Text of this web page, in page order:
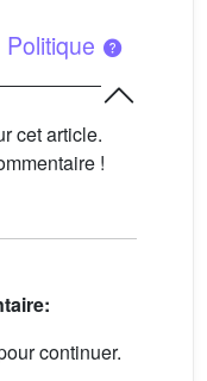
Politique
cet article.
!
continuer.